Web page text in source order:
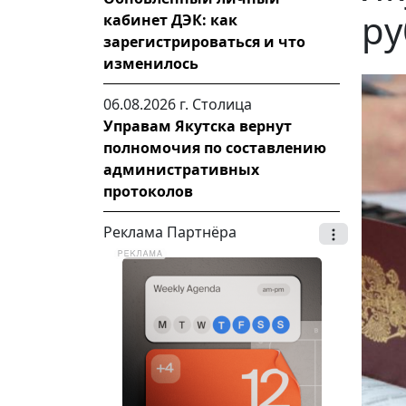
кабинет ДЭК: как
зарегистрироваться и что
изменилось
06.08.2026 г. Столица
Управам Якутска вернут
полномочия по составлению
административных
протоколов
Реклама Партнёра